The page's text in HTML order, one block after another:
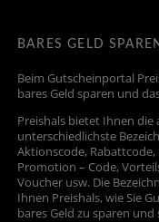
BARES GELD
Beim Gutscheinportal
bares Geld sparen und
Preishals bietet Ihnen
unterschiedlichste
Aktionscode,
Promotion – Code,
Voucher usw. Die
Ihnen Preishals, wie Sie
bares Geld zu sparen